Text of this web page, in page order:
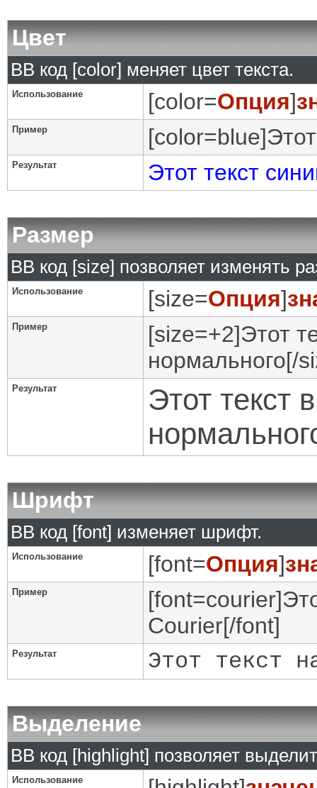
Цвет
BB код [color] меняет цвет текста.
Использование [color=Опция]
Пример
Результат Этот текст
Размер
BB код [size] позволяет изменять
Использование [size=Опция]
Пример
[size=+2]Этот
нормального[/
Результат
Этот текст
Шрифт
BB код [font] изменяет шрифт.
Использование [font=Опция]
Пример
Courier[/font]
Результат Этот текст
Выделение
BB код [highlight] позволяет
Использование